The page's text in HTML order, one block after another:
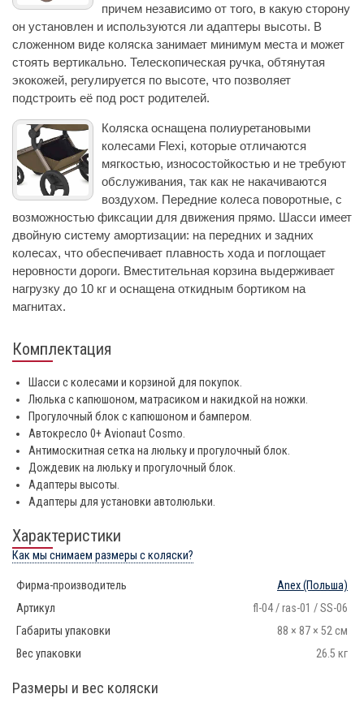
причем независимо от того, в какую сторону
он установлен и используются ли адаптеры высоты. В
сложенном виде коляска занимает минимум места и может
стоять вертикально. Телескопическая ручка, обтянутая
экокожей, регулируется по высоте, что позволяет
подстроить её под рост родителей.
Коляска оснащена полиуретановыми
колесами Flexi, которые отличаются
мягкостью, износостойкостью и не требуют
обслуживания, так как не накачиваются
воздухом. Передние колеса поворотные, с
возможностью фиксации для движения прямо. Шасси имеет
двойную систему амортизации: на передних и задних
колесах, что обеспечивает плавность хода и поглощает
неровности дороги. Вместительная корзина выдерживает
нагрузку до 10 кг и оснащена откидным бортиком на
магнитах.
Комплектация
Шасси с колесами и корзиной для покупок.
Люлька с капюшоном, матрасиком и накидкой на ножки.
Прогулочный блок с капюшоном и бампером.
Автокресло 0+ Avionaut Cosmo.
Антимоскитная сетка на люльку и прогулочный блок.
Дождевик на люльку и прогулочный блок.
Адаптеры высоты.
Адаптеры для установки автолюльки.
Характеристики
Как мы снимаем размеры с коляски?
Фирма-производитель Anex(Польша)
Артикул
fl-04 / ras-01 / SS-06
Габариты упаковки
88 × 87 × 52 см
Вес упаковки
26.5 кг
Размеры и вес коляски